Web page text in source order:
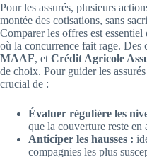
Pour les assurés, plusieurs
montée des cotisations, sans
Comparer les offres est
où la concurrence fait rage. Des
MAAF, et Crédit Agricole
de choix. Pour guider les
crucial de :
Évaluer régulière les
que la couverture reste en
Anticiper les hausses :
compagnies les plus